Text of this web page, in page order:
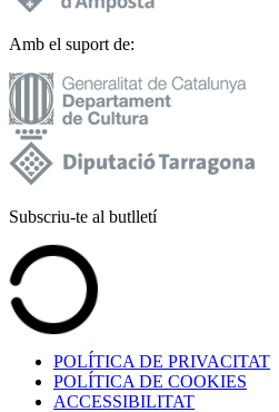
Amb el suport de:
Subscriu-te al butlletí
POLÍTICA DE PRIVACITAT
POLÍTICA DE COOKIES
ACCESSIBILITAT